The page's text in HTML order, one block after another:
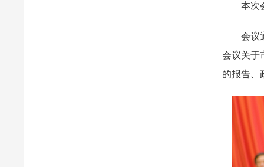
本次会
会议通
会议关于
的报告、